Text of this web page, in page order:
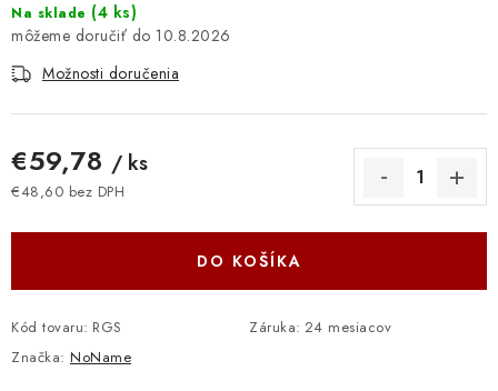
Obchodné podmienky
Ochrana osobných údajov
Moja objednávka
Odstúpenie od zmluvy
Na sklade (4 ks)
10.8.2026
Možnosti doručenia
€59,78 / ks
€48,60 bez DPH
DO KOŠÍKA
Kód tovaru: RGS Záruka: 24 mesiacov
Značka: NoName